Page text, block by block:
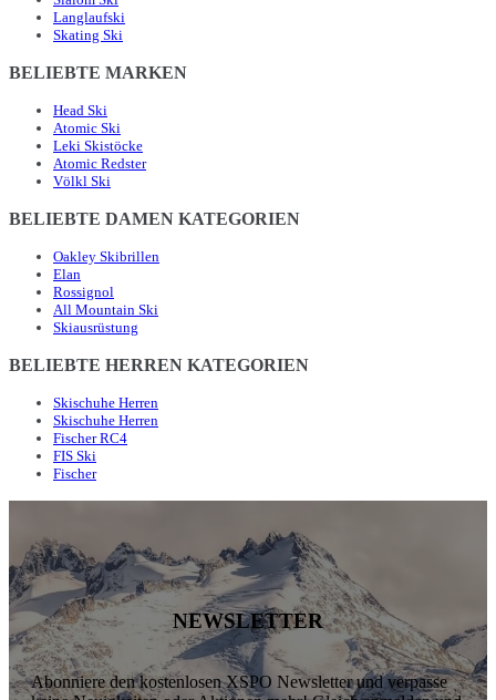
Langlaufski
Skating Ski
BELIEBTE MARKEN
Head Ski
Atomic Ski
Leki Skistöcke
Atomic Redster
Völkl Ski
BELIEBTE DAMEN KATEGORIEN
Oakley Skibrillen
Elan
Rossignol
All Mountain Ski
Skiausrüstung
BELIEBTE HERREN KATEGORIEN
Skischuhe Herren
Skischuhe Herren
Fischer RC4
FIS Ski
Fischer
NEWSLETTER
Abonniere den kostenlosen XSPO Newsletter und verpasse